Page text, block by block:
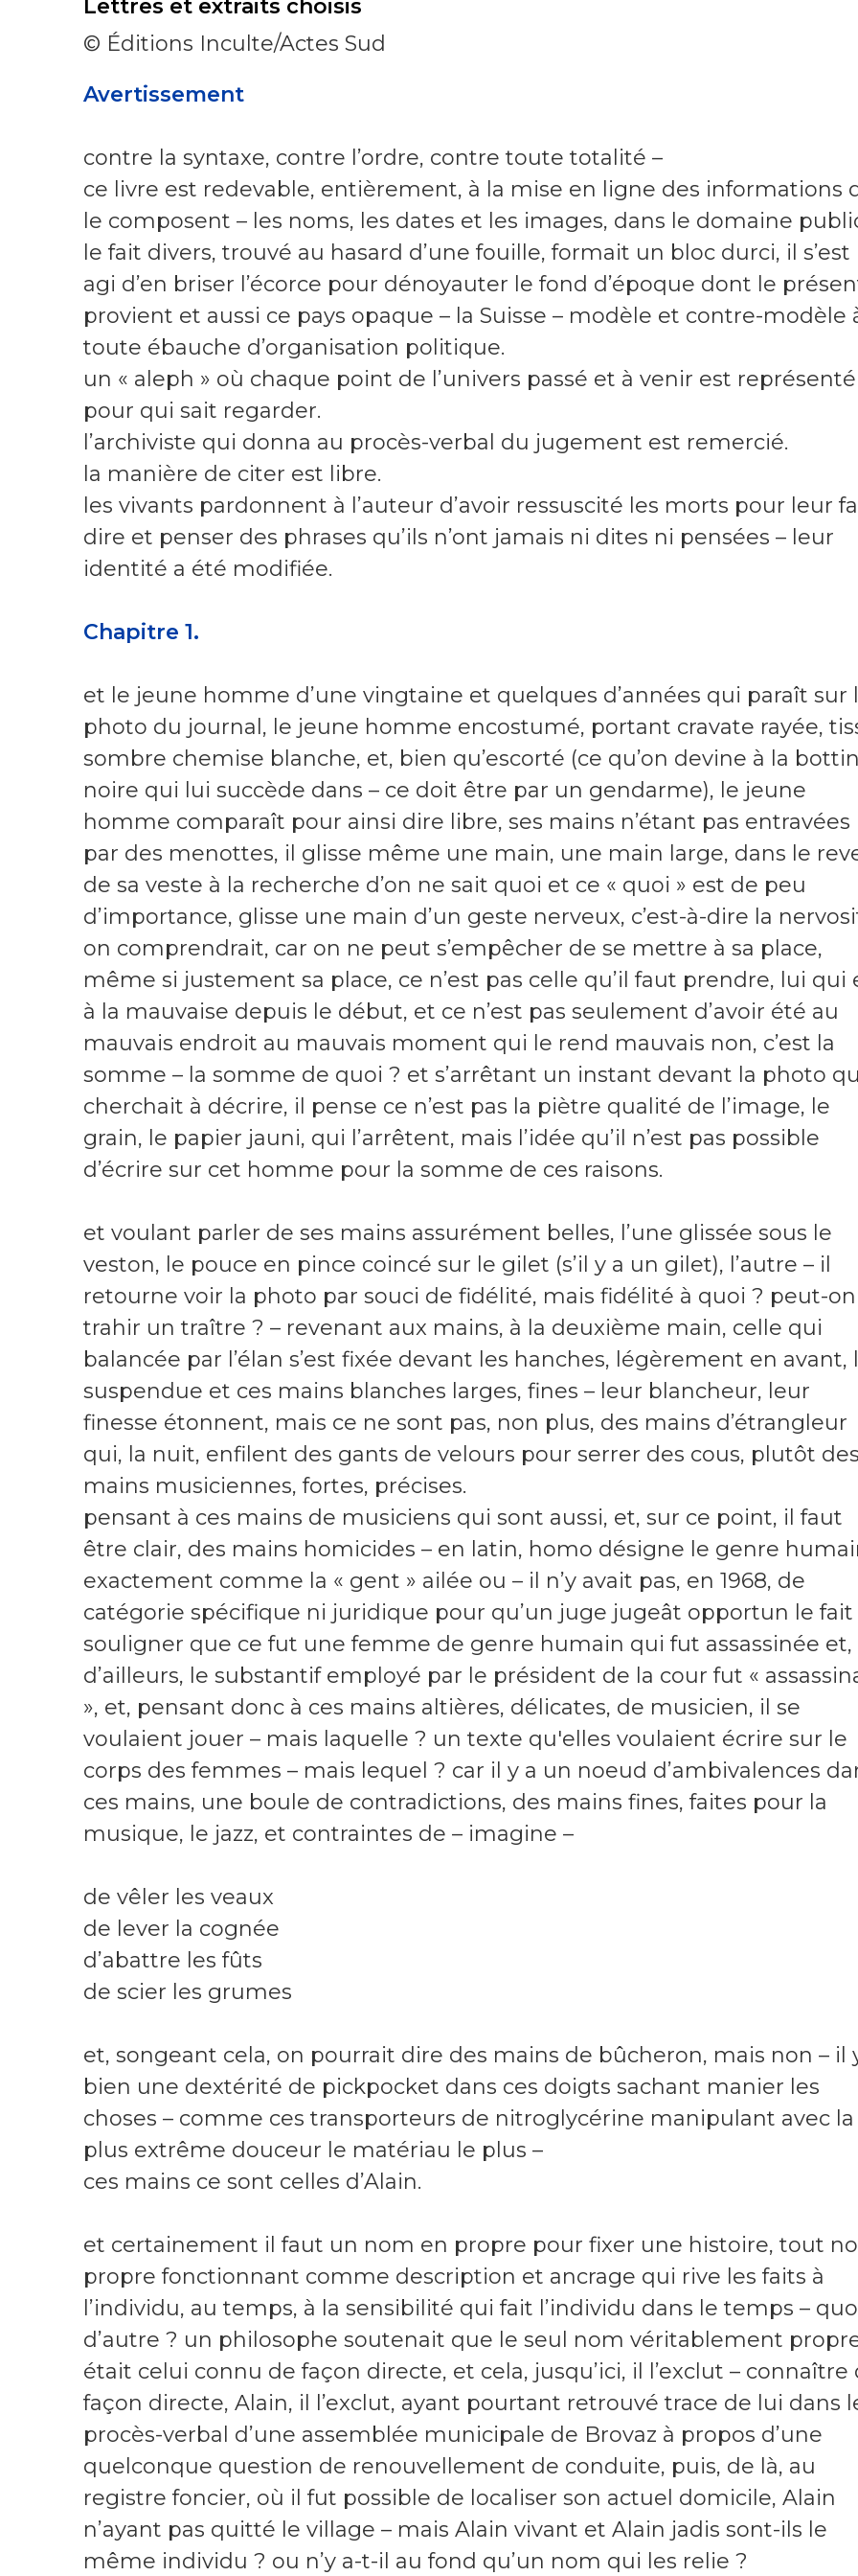
Lettres et extraits choisis
© Éditions Inculte/Actes Sud
Avertissement
contre la syntaxe, contre l’ordre, contre toute totalité –
ce livre est redevable, entièrement, à la mise en ligne des informations
le composent – les noms, les dates et les images, dans le domaine
le fait divers, trouvé au hasard d’une fouille, formait un bloc durci, il s’est
agi d’en briser l’écorce pour dénoyauter le fond d’époque dont le
provient et aussi ce pays opaque – la Suisse – modèle et contre-modèle
toute ébauche d’organisation politique.
un « aleph » où chaque point de l’univers passé et à venir est représenté
pour qui sait regarder.
l’archiviste qui donna au procès-verbal du jugement est remercié.
la manière de citer est libre.
les vivants pardonnent à l’auteur d’avoir ressuscité les morts pour leur
dire et penser des phrases qu’ils n’ont jamais ni dites ni pensées – leur
identité a été modifiée.
Chapitre 1.
et le jeune homme d’une vingtaine et quelques d’années qui paraît sur
photo du journal, le jeune homme encostumé, portant cravate rayée,
sombre chemise blanche, et, bien qu’escorté (ce qu’on devine à la
noire qui lui succède dans – ce doit être par un gendarme), le jeune
homme comparaît pour ainsi dire libre, ses mains n’étant pas entravées
par des menottes, il glisse même une main, une main large, dans le
de sa veste à la recherche d’on ne sait quoi et ce « quoi » est de peu
d’importance, glisse une main d’un geste nerveux, c’est-à-dire la
on comprendrait, car on ne peut s’empêcher de se mettre à sa place,
même si justement sa place, ce n’est pas celle qu’il faut prendre, lui qui
à la mauvaise depuis le début, et ce n’est pas seulement d’avoir été au
mauvais endroit au mauvais moment qui le rend mauvais non, c’est la
somme – la somme de quoi ? et s’arrêtant un instant devant la photo
cherchait à décrire, il pense ce n’est pas la piètre qualité de l’image, le
grain, le papier jauni, qui l’arrêtent, mais l’idée qu’il n’est pas possible
d’écrire sur cet homme pour la somme de ces raisons.
et voulant parler de ses mains assurément belles, l’une glissée sous le
veston, le pouce en pince coincé sur le gilet (s’il y a un gilet), l’autre – il
retourne voir la photo par souci de fidélité, mais fidélité à quoi ? peut-on
trahir un traître ? – revenant aux mains, à la deuxième main, celle qui
balancée par l’élan s’est fixée devant les hanches, légèrement en avant,
suspendue et ces mains blanches larges, fines – leur blancheur, leur
finesse étonnent, mais ce ne sont pas, non plus, des mains d’étrangleur
qui, la nuit, enfilent des gants de velours pour serrer des cous, plutôt des
mains musiciennes, fortes, précises.
pensant à ces mains de musiciens qui sont aussi, et, sur ce point, il faut
être clair, des mains homicides – en latin, homo désigne le genre
exactement comme la « gent » ailée ou – il n’y avait pas, en 1968, de
catégorie spécifique ni juridique pour qu’un juge jugeât opportun le fait
souligner que ce fut une femme de genre humain qui fut assassinée et,
d’ailleurs, le substantif employé par le président de la cour fut «
», et, pensant donc à ces mains altières, délicates, de musicien, il se
voulaient jouer – mais laquelle ? un texte qu'elles voulaient écrire sur le
corps des femmes – mais lequel ? car il y a un noeud d’ambivalences
ces mains, une boule de contradictions, des mains fines, faites pour la
musique, le jazz, et contraintes de – imagine –
de vêler les veaux
de lever la cognée
d’abattre les fûts
de scier les grumes
et, songeant cela, on pourrait dire des mains de bûcheron, mais non – il
bien une dextérité de pickpocket dans ces doigts sachant manier les
choses – comme ces transporteurs de nitroglycérine manipulant avec la
plus extrême douceur le matériau le plus –
ces mains ce sont celles d’Alain.
et certainement il faut un nom en propre pour fixer une histoire, tout
propre fonctionnant comme description et ancrage qui rive les faits à
l’individu, au temps, à la sensibilité qui fait l’individu dans le temps –
d’autre ? un philosophe soutenait que le seul nom véritablement
était celui connu de façon directe, et cela, jusqu’ici, il l’exclut – connaître
façon directe, Alain, il l’exclut, ayant pourtant retrouvé trace de lui dans
procès-verbal d’une assemblée municipale de Brovaz à propos d’une
quelconque question de renouvellement de conduite, puis, de là, au
registre foncier, où il fut possible de localiser son actuel domicile, Alain
n’ayant pas quitté le village – mais Alain vivant et Alain jadis sont-ils le
même individu ? ou n’y a-t-il au fond qu’un nom qui les relie ?